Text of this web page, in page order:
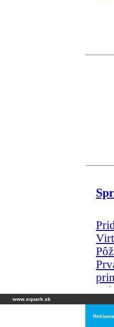
www.equark.sk
Reklama